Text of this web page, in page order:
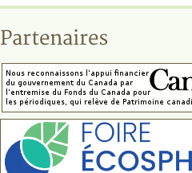
Partenaires